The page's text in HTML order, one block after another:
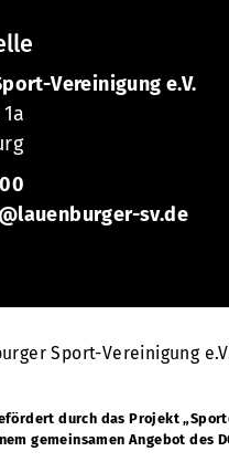
Vereinigung e.V.
sv.de
Sport-Vereinigung
durch das Projekt
gemeinsamen Angebot des